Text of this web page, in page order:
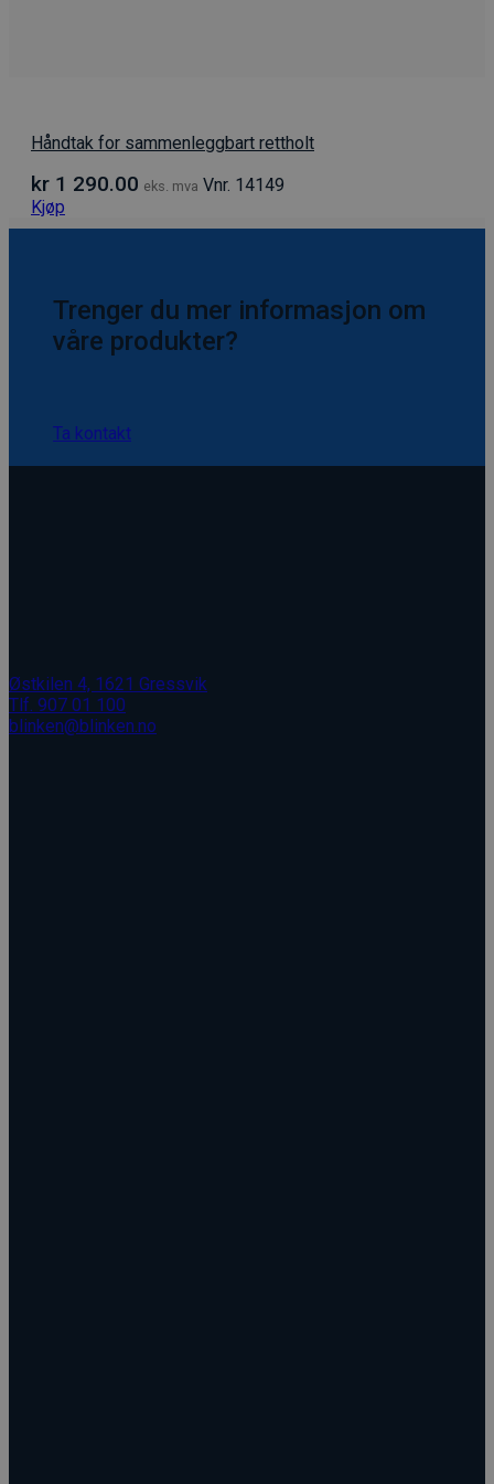
Håndtak for sammenleggbart rettholt
kr 1 290.00 eks. mva Vnr. 14149
Kjøp
Trenger du mer informasjon om
våre produkter?
Ta kontakt
Østkilen 4, 1621 Gressvik
Tlf. 907 01 100
blinken@blinken.no